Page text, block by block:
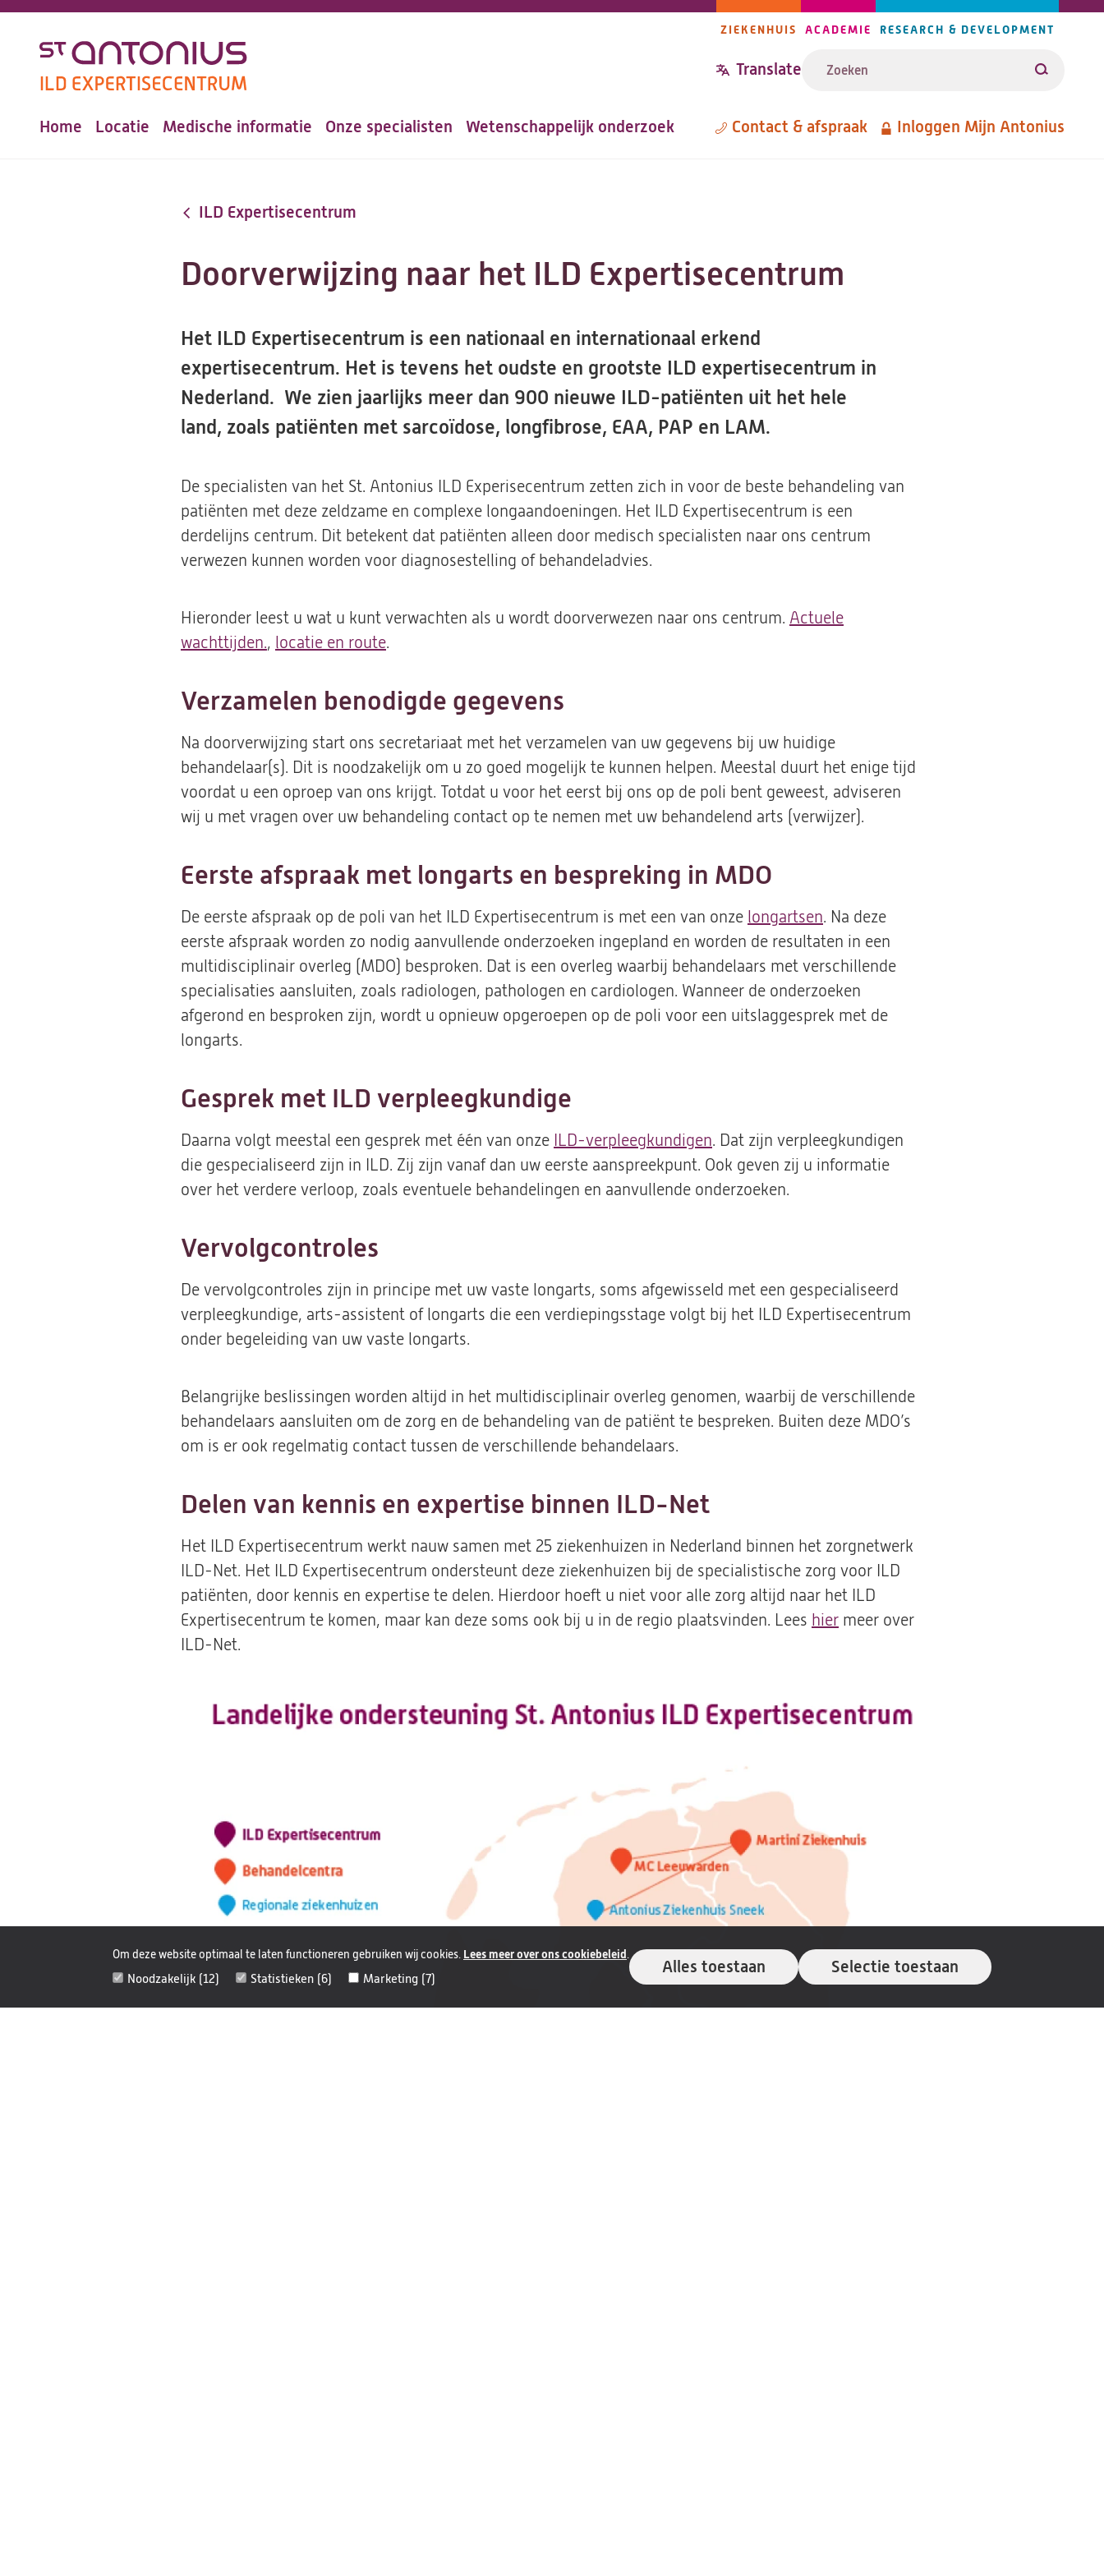
Om deze website optimaal te laten functioneren gebruiken wij cookies. Lees meer over ons cookiebeleid .
Noodzakelijk (12) Statistieken (6) Marketing (7)
Alles toestaan Selectie toestaan
naar
inhoud
navigatie
ZIEKENHUIS ACADEMIE RESEARCH & DEVELOPMENT
Translate Zoeken
Hoofdnavigatie
Home Locatie Medische informatie Onze specialisten Wetenschappelijk onderzoek Metanavigatie
Contact & afspraak Inloggen Mijn Antonius
ILD Expertisecentrum
Doorverwijzing naar het ILD Expertisecentrum
Het ILD Expertisecentrum is een nationaal en internationaal erkend
expertisecentrum. Het is tevens het oudste en grootste ILD expertisecentrum in
Nederland. We zien jaarlijks meer dan 900 nieuwe ILD-patiënten uit het hele
land, zoals patiënten met sarcoïdose, longfibrose, EAA, PAP en LAM.
De specialisten van het St. Antonius ILD Experisecentrum zetten zich in voor de beste behandeling van
patiënten met deze zeldzame en complexe longaandoeningen. Het ILD Expertisecentrum is een
derdelijns centrum. Dit betekent dat patiënten alleen door medisch specialisten naar ons centrum
verwezen kunnen worden voor diagnosestelling of behandeladvies.
Hieronder leest u wat u kunt verwachten als u wordt doorverwezen naar ons centrum. Actuele
wachttijden., locatie en route.
Verzamelen benodigde gegevens
Na doorverwijzing start ons secretariaat met het verzamelen van uw gegevens bij uw huidige
behandelaar(s). Dit is noodzakelijk om u zo goed mogelijk te kunnen helpen. Meestal duurt het enige tijd
voordat u een oproep van ons krijgt. Totdat u voor het eerst bij ons op de poli bent geweest, adviseren
wij u met vragen over uw behandeling contact op te nemen met uw behandelend arts (verwijzer).
Eerste afspraak met longarts en bespreking in MDO
De eerste afspraak op de poli van het ILD Expertisecentrum is met een van onze longartsen. Na deze
eerste afspraak worden zo nodig aanvullende onderzoeken ingepland en worden de resultaten in een
multidisciplinair overleg (MDO) besproken. Dat is een overleg waarbij behandelaars met verschillende
specialisaties aansluiten, zoals radiologen, pathologen en cardiologen. Wanneer de onderzoeken
afgerond en besproken zijn, wordt u opnieuw opgeroepen op de poli voor een uitslaggesprek met de
longarts.
Gesprek met ILD verpleegkundige
Daarna volgt meestal een gesprek met één van onze ILD-verpleegkundigen. Dat zijn verpleegkundigen
die gespecialiseerd zijn in ILD. Zij zijn vanaf dan uw eerste aanspreekpunt. Ook geven zij u informatie
over het verdere verloop, zoals eventuele behandelingen en aanvullende onderzoeken.
Vervolgcontroles
De vervolgcontroles zijn in principe met uw vaste longarts, soms afgewisseld met een gespecialiseerd
verpleegkundige, arts-assistent of longarts die een verdiepingsstage volgt bij het ILD Expertisecentrum
onder begeleiding van uw vaste longarts.
Belangrijke beslissingen worden altijd in het multidisciplinair overleg genomen, waarbij de verschillende
behandelaars aansluiten om de zorg en de behandeling van de patiënt te bespreken. Buiten deze MDO’s
om is er ook regelmatig contact tussen de verschillende behandelaars.
Delen van kennis en expertise binnen ILD-Net
Het ILD Expertisecentrum werkt nauw samen met 25 ziekenhuizen in Nederland binnen het zorgnetwerk
ILD-Net. Het ILD Expertisecentrum ondersteunt deze ziekenhuizen bij de specialistische zorg voor ILD
patiënten, door kennis en expertise te delen. Hierdoor hoeft u niet voor alle zorg altijd naar het ILD
Expertisecentrum te komen, maar kan deze soms ook bij u in de regio plaatsvinden. Lees hier meer over
ILD-Net.